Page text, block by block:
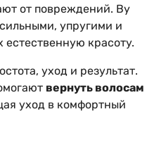
от повреждений. By
упругими и
красоту.
уход и результат.
вернуть волосам
уход в комфортный